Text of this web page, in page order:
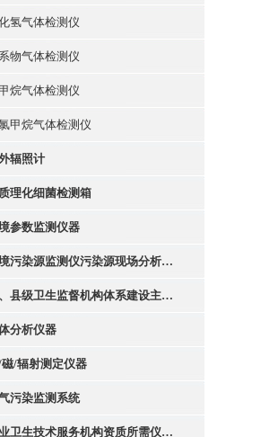
氢气体检测仪
物气体检测仪
烷气体检测仪
甲烷气体检测仪
辐照计
理化细菌检测箱
参数监测仪器
环境污染源监测仪污染源现场分析套装
市、县级卫生监督机构体系建设主要执法装备配置
分析仪器
/辐射测定仪器
污染监测系统
职业卫生技术服务机构资质所需仪器设备清单